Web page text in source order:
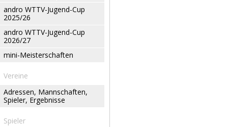
andro WTTV-Jugend-Cup
2025/26
andro WTTV-Jugend-Cup
2026/27
mini-Meisterschaften
Vereine
Adressen, Mannschaften,
Spieler, Ergebnisse
Spieler